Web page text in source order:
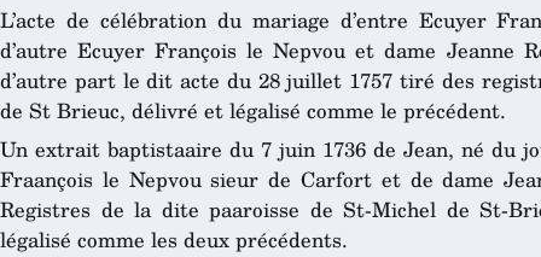
L’acte de célébration du mariage d’entre Ecuyer
d’autre Ecuyer François le Nepvou et dame Jeanne
d’autre part le dit acte du 28 juillet 1757 tiré des
de St Brieuc, délivré et légalisé comme le précédent.
Un extrait baptistaaire du 7 juin 1736 de Jean, né du
Fraançois le Nepvou sieur de Carfort et de dame
Registres de la dite paaroisse de St-Michel de St-
légalisé comme les deux précédents.